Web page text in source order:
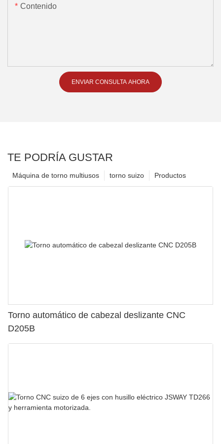
Contenido
ENVIAR CONSULTA AHORA
TE PODRÍA GUSTAR
Productos
torno suizo
Máquina de torno multiusos
Torno automático de cabezal deslizante CNC
D205B